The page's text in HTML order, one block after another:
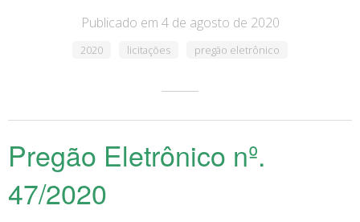
Publicado em 4 de agosto de 2020
2020 licitações pregão eletrônico
Pregão Eletrônico nº.
47/2020